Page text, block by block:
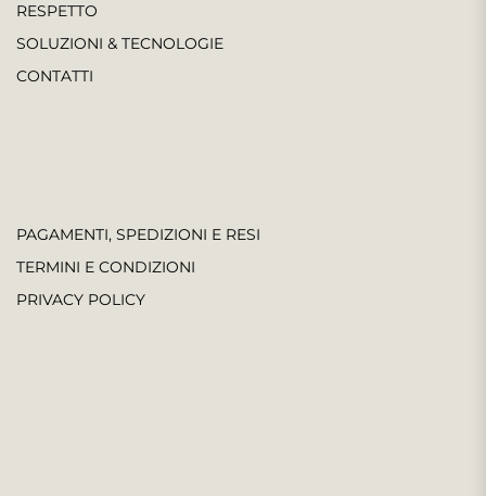
RESPETTO
SOLUZIONI & TECNOLOGIE
CONTATTI
PAGAMENTI, SPEDIZIONI E RESI
TERMINI E CONDIZIONI
PRIVACY POLICY